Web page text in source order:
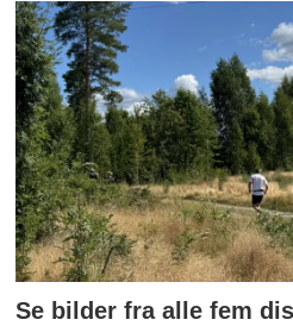
Se bilder fra alle fem